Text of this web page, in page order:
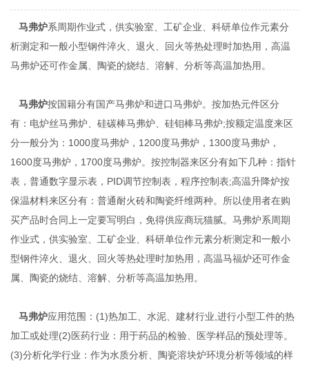
马弗炉系周期作业式，供实验室、工矿企业、科研单位作元素分
析测定和一般小型钢件淬火、退火、回火等热处理时加热用，高温
马弗炉还可作金属、陶瓷的烧结、溶解、分析等高温加热用。
马弗炉按国籍分有国产马弗炉和进口马弗炉。按加热元件区分
有：电炉丝马弗炉、硅碳棒马弗炉、硅钼棒马弗炉;按额定温度来区
分一般分为：1000度马弗炉，1200度马弗炉，1300度马弗炉，
1600度马弗炉，1700度马弗炉。按控制器来区分有如下几种：指针
表，普通数字显示表，PID调节控制表，程序控制表;高温升降炉按
保温材料来区分有：普通耐火砖和陶瓷纤维两种。所以使用者在购
买产品时合同上一定要写明白，免得供应商玩猫腻。马弗炉系周期
作业式，供实验室、工矿企业、科研单位作元素分析测定和一般小
型钢件淬火、退火、回火等热处理时加热用，高温马福炉还可作金
属、陶瓷的烧结、溶解、分析等高温加热用。
马弗炉应用范围：(1)热加工、水泥、建材行业,进行小型工件的热
加工或处理(2)医药行业：用于药品的检验、医学样品的预处理等。
(3)分析化学行业：作为水质分析、陶瓷溶块炉环境分析等领域的样